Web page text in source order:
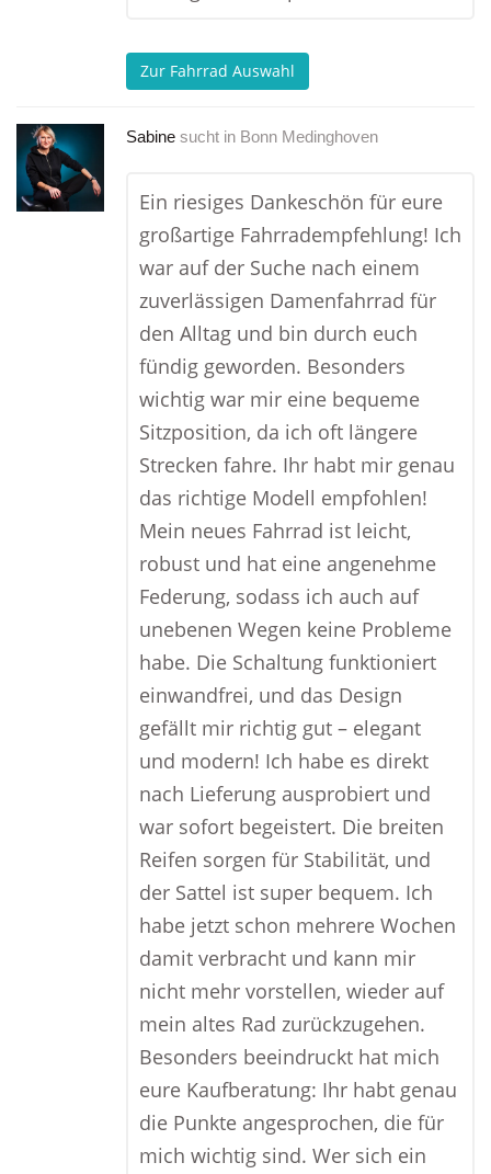
Zur Fahrrad Auswahl
Sabine sucht in Bonn Medinghoven
Ein riesiges Dankeschön für eure
großartige Fahrradempfehlung! Ich
war auf der Suche nach einem
zuverlässigen Damenfahrrad für
den Alltag und bin durch euch
fündig geworden. Besonders
wichtig war mir eine bequeme
Sitzposition, da ich oft längere
Strecken fahre. Ihr habt mir genau
das richtige Modell empfohlen!
Mein neues Fahrrad ist leicht,
robust und hat eine angenehme
Federung, sodass ich auch auf
unebenen Wegen keine Probleme
habe. Die Schaltung funktioniert
einwandfrei, und das Design
gefällt mir richtig gut – elegant
und modern! Ich habe es direkt
nach Lieferung ausprobiert und
war sofort begeistert. Die breiten
Reifen sorgen für Stabilität, und
der Sattel ist super bequem. Ich
habe jetzt schon mehrere Wochen
damit verbracht und kann mir
nicht mehr vorstellen, wieder auf
mein altes Rad zurückzugehen.
Besonders beeindruckt hat mich
eure Kaufberatung: Ihr habt genau
die Punkte angesprochen, die für
mich wichtig sind. Wer sich ein